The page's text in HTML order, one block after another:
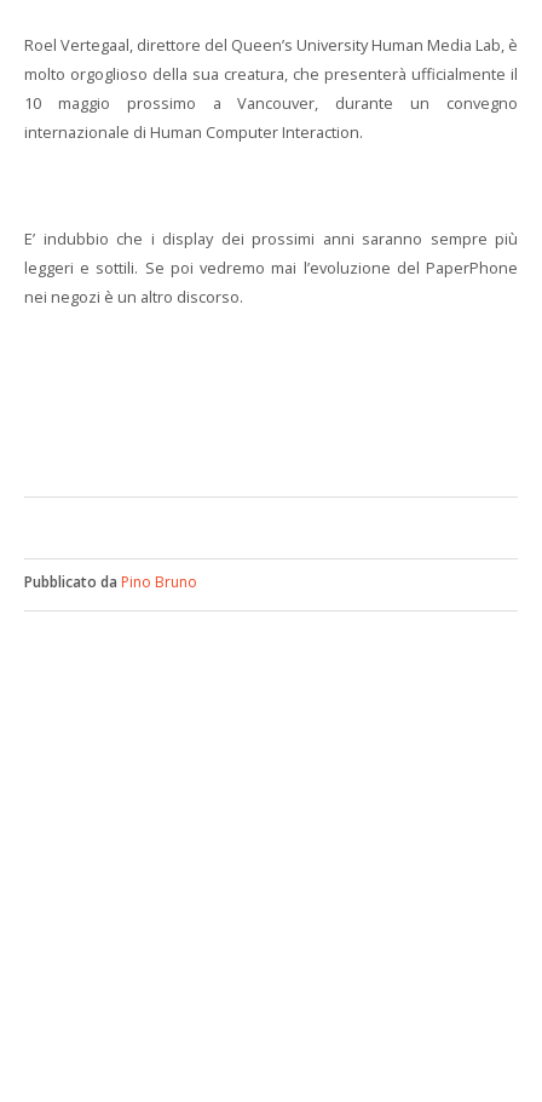
Roel Vertegaal, direttore del Queen’s University Human Media Lab, è
molto orgoglioso della sua creatura, che presenterà ufficialmente il
10 maggio prossimo a Vancouver, durante un convegno
internazionale di Human Computer Interaction.
E’ indubbio che i display dei prossimi anni saranno sempre più
leggeri e sottili. Se poi vedremo mai l’evoluzione del PaperPhone
nei negozi è un altro discorso.
Pubblicato da Pino Bruno